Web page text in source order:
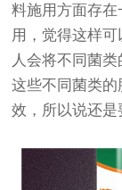
料施用方面存
用，觉得这样
人会将不同菌
这些不同菌类
效，所以说还是